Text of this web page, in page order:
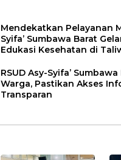
Mendekatkan Pelayanan
Syifa’ Sumbawa Barat
Edukasi Kesehatan di
RSUD Asy-Syifa’
Warga, Pastikan Akses
Transparan